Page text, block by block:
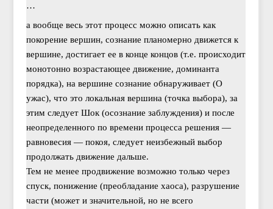
…
а вообще весь этот процесс можно описать как
покорение вершин, сознание планомерно движется к
вершине, достигает ее в конце концов (т.е. происходит
монотонно возрастающее движение, доминанта
порядка), на вершине сознание обнаруживает (О
ужас), что это локальная вершина (точка выбора), за
этим следует Шок (осознание заблуждения) и после
неопределенного по времени процесса решения —
равновесия — покоя, следует неизбежный выбор
продолжать движение дальше.
Тем не менее продвижение возможно только через
спуск, понижение (преобладание хаоса), разрушение
части (может и значительной, но не всего